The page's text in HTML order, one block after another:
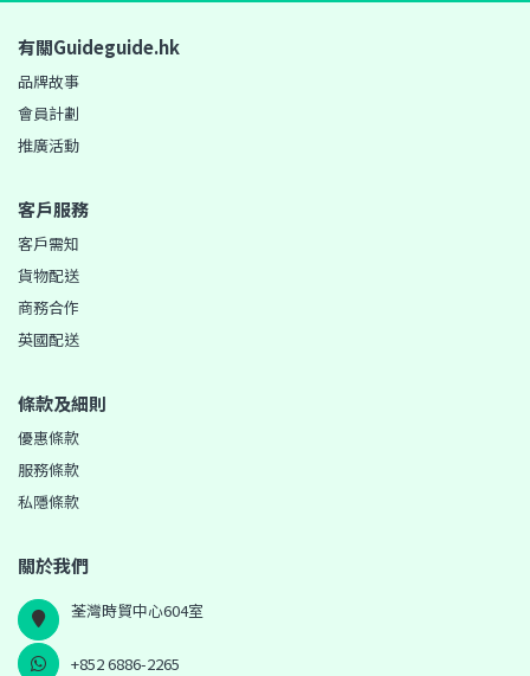
有關Guideguide.hk
品牌故事
會員計劃
推廣活動
客戶服務
客戶需知
貨物配送
商務合作
英國配送
條款及細則
優惠條款
服務條款
私隱條款
關於我們
荃灣時貿中心604室
+852 6886-2265